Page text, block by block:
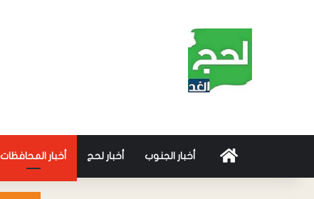
أخبار الجنوب أخبار لحج أخبار المحافظات